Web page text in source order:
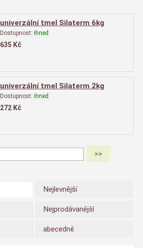
univerzální tmel Silaterm 6kg
Dostupnost: ihned
635 Kč
univerzální tmel Silaterm 2kg
Dostupnost: ihned
272 Kč
Nejlevnější
Nejprodávanější
abecedně